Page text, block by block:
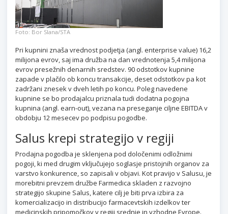
Foto: Bor Slana/STA
Pri kupnini znaša vrednost podjetja (angl. enterprise value) 16,2
milijona evrov, saj ima družba na dan vrednotenja 5,4 milijona
evrov presežnih denarnih sredstev. 90 odstotkov kupnine
zapade v plačilo ob koncu transakcije, deset odstotkov pa kot
zadržani znesek v dveh letih po koncu. Poleg navedene
kupnine se bo prodajalcu priznala tudi dodatna pogojna
kupnina (angl. earn-out), vezana na preseganje ciljne EBITDA v
obdobju 12 mesecev po podpisu pogodbe.
Salus krepi strategijo v regiji
Prodajna pogodba je sklenjena pod določenimi odložnimi
pogoji, ki med drugim vključujejo soglasje pristojnih organov za
varstvo konkurence, so zapisali v objavi. Kot pravijo v Salusu, je
morebitni prevzem družbe Farmedica skladen z razvojno
strategijo skupine Salus, katere cilj je biti prva izbira za
komercializacijo in distribucijo farmacevtskih izdelkov ter
medicinskih pripomočkov v regiji srednje in vzhodne Evrope.